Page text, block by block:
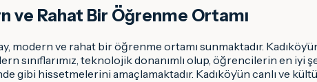
ve Rahat Bir Öğrenme Ortamı
modern ve rahat bir öğrenme ortamı sunmaktadır.
sınıflarımız, teknolojik donanımlı olup, öğrencilerin en iyi
gibi hissetmelerini amaçlamaktadır. Kadıköy’ün canlı ve